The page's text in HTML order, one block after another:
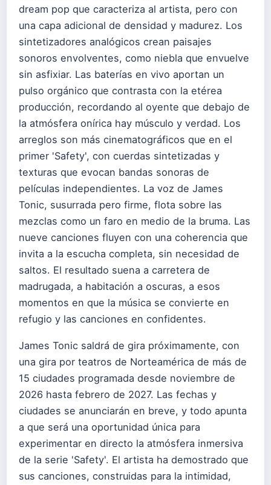
dream pop que caracteriza al artista, pero con
una capa adicional de densidad y madurez. Los
sintetizadores analógicos crean paisajes
sonoros envolventes, como niebla que envuelve
sin asfixiar. Las baterías en vivo aportan un
pulso orgánico que contrasta con la etérea
producción, recordando al oyente que debajo de
la atmósfera onírica hay músculo y verdad. Los
arreglos son más cinematográficos que en el
primer 'Safety', con cuerdas sintetizadas y
texturas que evocan bandas sonoras de
películas independientes. La voz de James
Tonic, susurrada pero firme, flota sobre las
mezclas como un faro en medio de la bruma. Las
nueve canciones fluyen con una coherencia que
invita a la escucha completa, sin necesidad de
saltos. El resultado suena a carretera de
madrugada, a habitación a oscuras, a esos
momentos en que la música se convierte en
refugio y las canciones en confidentes.
James Tonic saldrá de gira próximamente, con
una gira por teatros de Norteamérica de más de
15 ciudades programada desde noviembre de
2026 hasta febrero de 2027. Las fechas y
ciudades se anunciarán en breve, y todo apunta
a que será una oportunidad única para
experimentar en directo la atmósfera inmersiva
de la serie 'Safety'. El artista ha demostrado que
sus canciones, construidas para la intimidad,